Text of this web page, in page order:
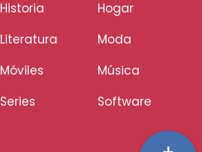
Historia
Hogar
Literatura
Moda
Móviles
Música
Series
Software